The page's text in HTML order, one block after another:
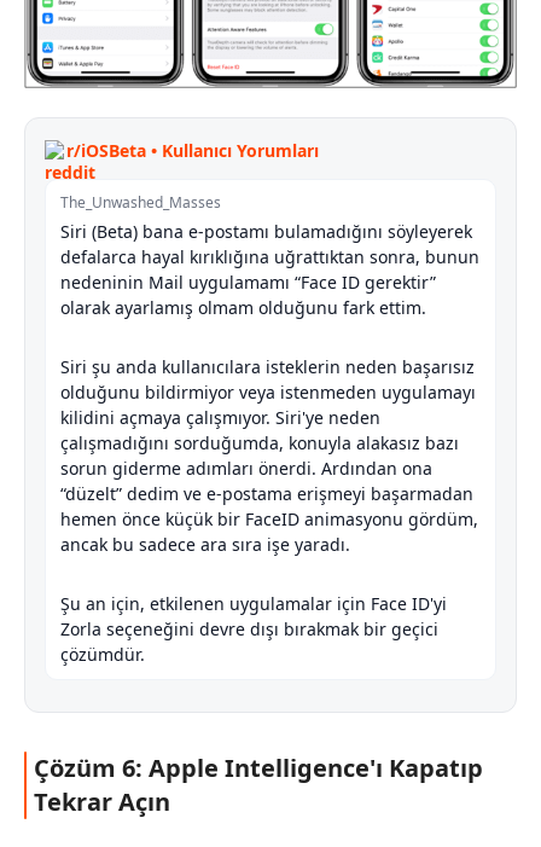
r/iOSBeta • Kullanıcı Yorumları
The_Unwashed_Masses
Siri (Beta) bana e-postamı bulamadığını söyleyerek
defalarca hayal kırıklığına uğrattıktan sonra, bunun
nedeninin Mail uygulamamı “Face ID gerektir”
olarak ayarlamış olmam olduğunu fark ettim.
Siri şu anda kullanıcılara isteklerin neden başarısız
olduğunu bildirmiyor veya istenmeden uygulamayı
kilidini açmaya çalışmıyor. Siri'ye neden
çalışmadığını sorduğumda, konuyla alakasız bazı
sorun giderme adımları önerdi. Ardından ona
“düzelt” dedim ve e-postama erişmeyi başarmadan
hemen önce küçük bir FaceID animasyonu gördüm,
ancak bu sadece ara sıra işe yaradı.
Şu an için, etkilenen uygulamalar için Face ID'yi
Zorla seçeneğini devre dışı bırakmak bir geçici
çözümdür.
Çözüm 6: Apple Intelligence'ı Kapatıp
Tekrar Açın